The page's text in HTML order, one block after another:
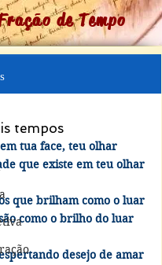
de Tempo
tempos
tua face, teu olhar
que existe em teu olhar
que brilham como o luar
como o brilho do luar
desejo de amar